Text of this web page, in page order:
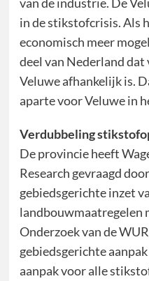
in de stikstofcrisis. Als
economisch meer
deel van Nederland
Veluwe afhankelijk is.
aparte voor Veluwe in
Verdubbeling
De provincie heeft
Research gevraagd
gebiedsgerichte inzet
landbouwmaatregelen
Onderzoek van de
gebiedsgerichte
aanpak voor alle